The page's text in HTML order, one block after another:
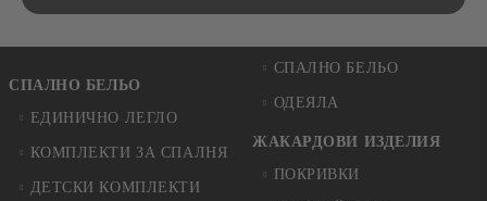
СПАЛНО БЕЛЬО
ЕДИНИЧНО ЛЕГЛО
КОМПЛЕКТИ ЗА СПАЛНЯ
ДЕТСКИ КОМПЛЕКТИ
СПАЛНО БЕЛЬО
ОДЕЯЛА
ЖАКАРДОВИ ИЗДЕЛИЯ
ПОКРИВКИ